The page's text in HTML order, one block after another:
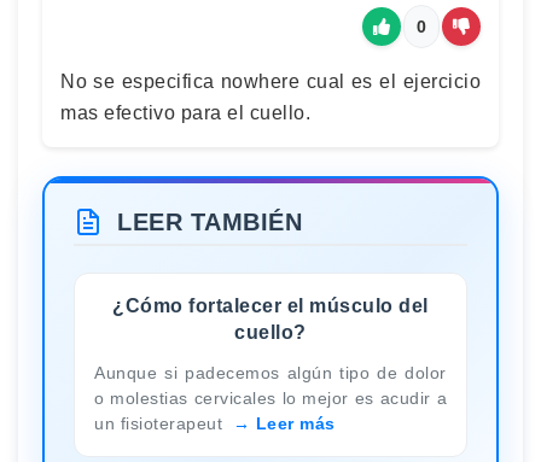
0
No se especifica nowhere cual es el ejercicio
mas efectivo para el cuello.
LEER TAMBIÉN
¿Cómo fortalecer el músculo del
cuello?
Aunque si padecemos algún tipo de dolor
o molestias cervicales lo mejor es acudir a
un fisioterapeut
Leer más